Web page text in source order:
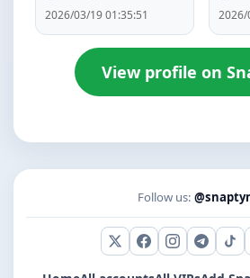
2026/03/19 01:35:51 2026/
View profile on
Follow us:
X (Twitter)
Facebook
Instagram